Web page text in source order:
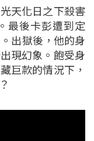
天化日之下殺害
最後卡彭遭到定
出獄後，他的身
現幻象。飽受身
巨款的情況下，